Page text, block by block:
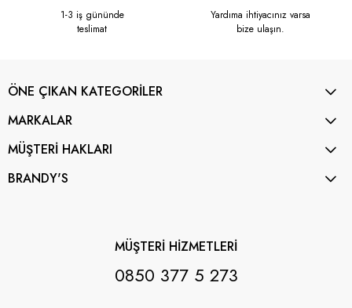
1-3 iş gününde
teslimat
Yardıma ihtiyacınız varsa
bize ulaşın.
ÖNE ÇIKAN KATEGORİLER
MARKALAR
MÜŞTERİ HAKLARI
BRANDY'S
MÜŞTERİ HİZMETLERİ
0850 377 5 273